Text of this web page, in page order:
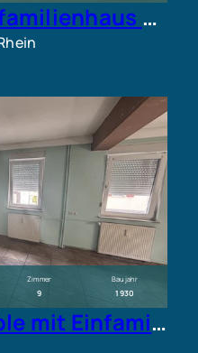
Gepflegtes Zweifamilienhaus mit Einliegerwohnung, ausgebautem Dachgeschoss und großem Garten
Zimmer
9
Baujahr
1930
Gebäudeensemble mit Einfamilienhaus, Zweifamilien-Nebengebäude und großzügiger Scheune